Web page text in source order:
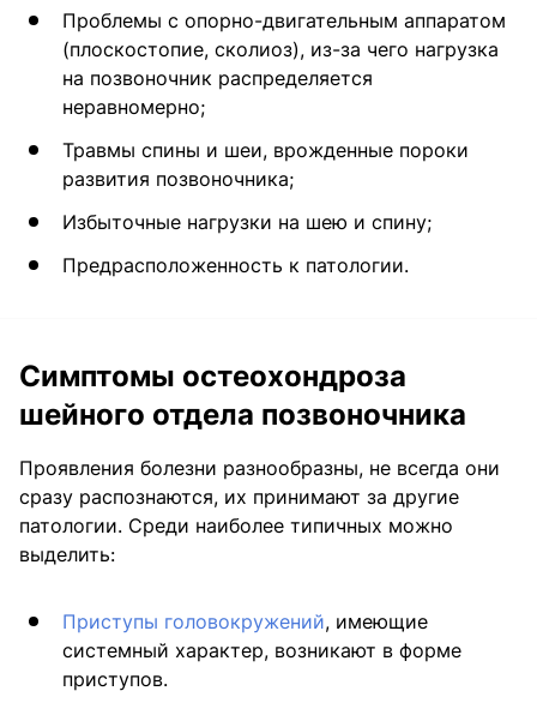
Проблемы с опорно-двигательным аппаратом
(плоскостопие, сколиоз), из-за чего нагрузка
на позвоночник распределяется
неравномерно;
Травмы спины и шеи, врожденные пороки
развития позвоночника;
Избыточные нагрузки на шею и спину;
Предрасположенность к патологии.
Симптомы остеохондроза
шейного отдела позвоночника
Проявления болезни разнообразны, не всегда они
сразу распознаются, их принимают за другие
патологии. Среди наиболее типичных можно
выделить:
Приступы головокружений, имеющие
системный характер, возникают в форме
приступов.